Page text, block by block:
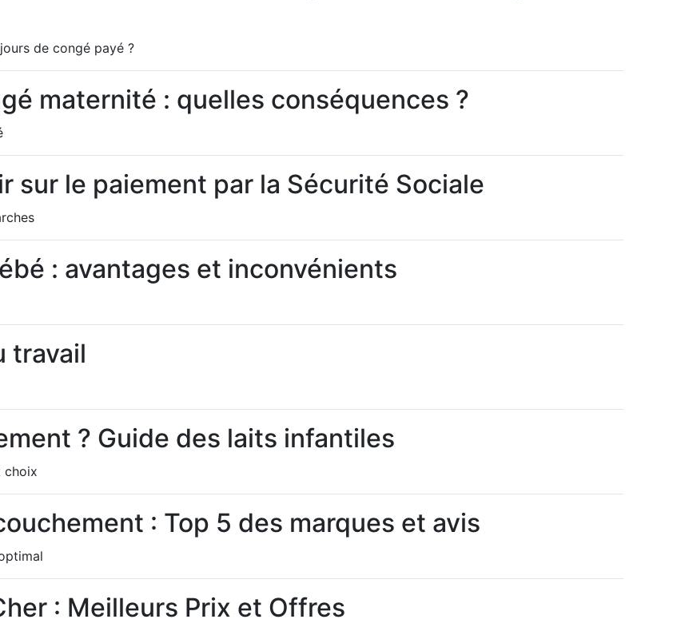
de congé payé ?
maternité : quelles conséquences ?
sur le paiement par la Sécurité Sociale
: avantages et inconvénients
travail
? Guide des laits infantiles
choix
: Top 5 des marques et avis
: Meilleurs Prix et Offres